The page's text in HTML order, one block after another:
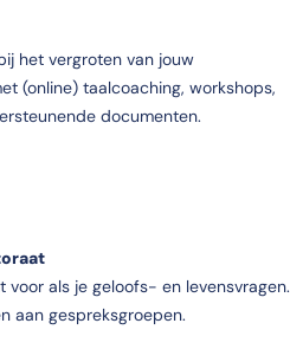
het vergroten van jouw
(online) taalcoaching, workshops,
documenten.
voor als je geloofs- en levensvragen.
aan gespreksgroepen.